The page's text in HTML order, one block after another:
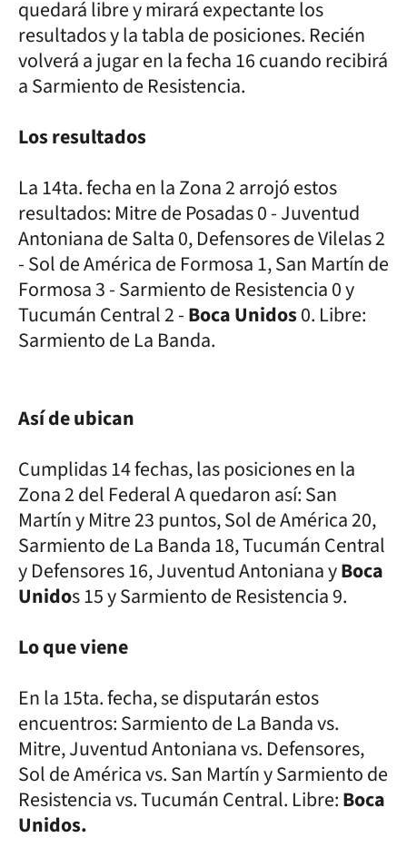
quedará libre y mirará expectante los
resultados y la tabla de posiciones. Recién
volverá a jugar en la fecha 16 cuando recibirá
a Sarmiento de Resistencia.
Los resultados
La 14ta. fecha en la Zona 2 arrojó estos
resultados: Mitre de Posadas 0 - Juventud
Antoniana de Salta 0, Defensores de Vilelas 2
- Sol de América de Formosa 1, San Martín de
Formosa 3 - Sarmiento de Resistencia 0 y
Tucumán Central 2 -Boca Unidos0. Libre:
Sarmiento de La Banda.
Así de ubican
Cumplidas 14 fechas, las posiciones en la
Zona 2 del Federal A quedaron así: San
Martín y Mitre 23 puntos, Sol de América 20,
Sarmiento de La Banda 18, Tucumán Central
y Defensores 16, Juventud Antoniana yBoca
Unidos 15 y Sarmiento de Resistencia 9.
Lo que viene
En la 15ta. fecha, se disputarán estos
encuentros: Sarmiento de La Banda vs.
Mitre, Juventud Antoniana vs. Defensores,
Sol de América vs. San Martín y Sarmiento de
Resistencia vs. Tucumán Central. Libre:Boca
Unidos.